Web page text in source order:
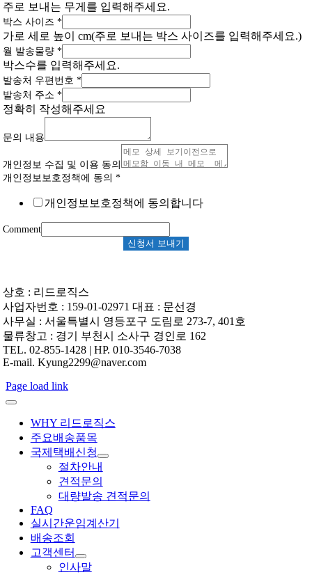
주로 보내는 무게를 입력해주세요.
박스 사이즈 *
가로 세로 높이 cm(주로 보내는 박스 사이즈를 입력해주세요.)
월 발송물량 *
박스수를 입력해주세요.
발송처 우편번호 *
발송처 주소 *
정확히 작성해주세요
문의 내용
개인정보 수집 및 이용 동의
개인정보보호정책에 동의 *
개인정보보호정책에 동의합니다
Comment
신청서 보내기
상호 : 리드로직스
사업자번호 : 159-01-02971 대표 : 문선경
사무실 : 서울특별시 영등포구 도림로 273-7, 401호
물류창고 : 경기 부천시 소사구 경인로 162
TEL. 02-855-1428 | HP. 010-3546-7038
E-mail. Kyung2299@naver.com
Page load link
WHY 리드로직스
주요배송품목
국제택배신청
절차안내
견적문의
대량발송 견적문의
FAQ
실시간운임계산기
배송조회
고객센터
인사말